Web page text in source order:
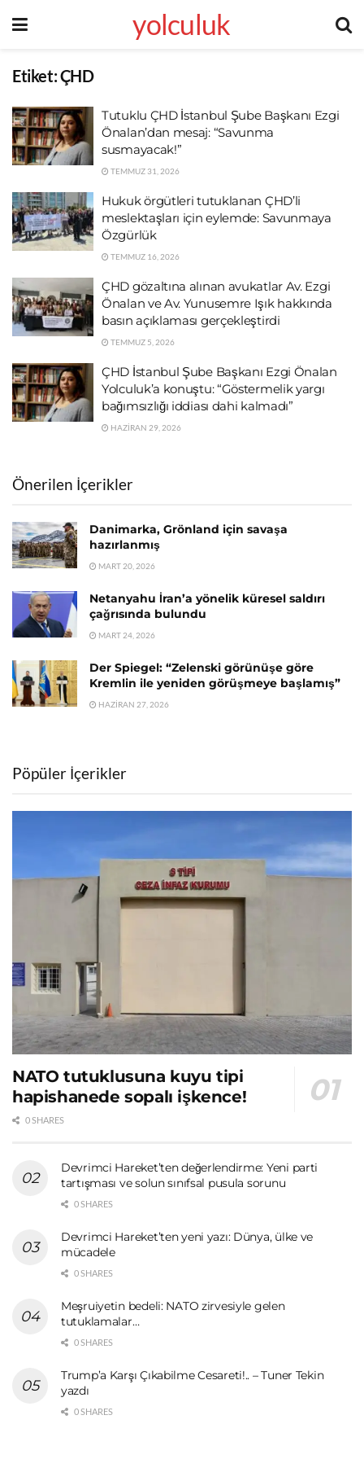
yolculuk
Etiket:ÇHD
Tutuklu ÇHD İstanbul Şube Başkanı Ezgi
Önalan’dan mesaj: “Savunma
susmayacak!”
TEMMUZ 31, 2026
Hukuk örgütleri tutuklanan ÇHD’li
meslektaşları için eylemde: Savunmaya
Özgürlük
TEMMUZ 16, 2026
ÇHD gözaltına alınan avukatlar Av. Ezgi
Önalan ve Av. Yunusemre Işık hakkında
basın açıklaması gerçekleştirdi
TEMMUZ 5, 2026
ÇHD İstanbul Şube Başkanı Ezgi Önalan
Yolculuk’a konuştu: “Göstermelik yargı
bağımsızlığı iddiası dahi kalmadı”
HAZIRAN 29, 2026
Önerilen İçerikler
Danimarka, Grönland için savaşa
hazırlanmış
MART 20, 2026
Netanyahu İran’a yönelik küresel saldırı
çağrısında bulundu
MART 24, 2026
Der Spiegel: “Zelenski görünüşe göre
Kremlin ile yeniden görüşmeye başlamış”
HAZIRAN 27, 2026
Pöpüler İçerikler
NATO tutuklusuna kuyu tipi
hapishanede sopalı işkence!
0 SHARES
Devrimci Hareket’ten değerlendirme: Yeni parti
tartışması ve solun sınıfsal pusula sorunu
0 SHARES
Devrimci Hareket’ten yeni yazı: Dünya, ülke ve
mücadele
0 SHARES
Meşruiyetin bedeli: NATO zirvesiyle gelen
tutuklamalar…
0 SHARES
Trump’a Karşı Çıkabilme Cesareti!.. – Tuner Tekin
yazdı
0 SHARES